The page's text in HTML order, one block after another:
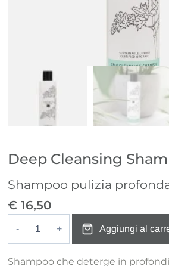
Deep Cleansing
Shampoo pulizia
€ 16,50
Aggiungi al
Shampoo che deterge in